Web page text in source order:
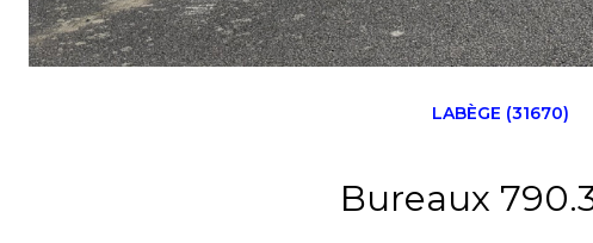
LABÈGE (31670)